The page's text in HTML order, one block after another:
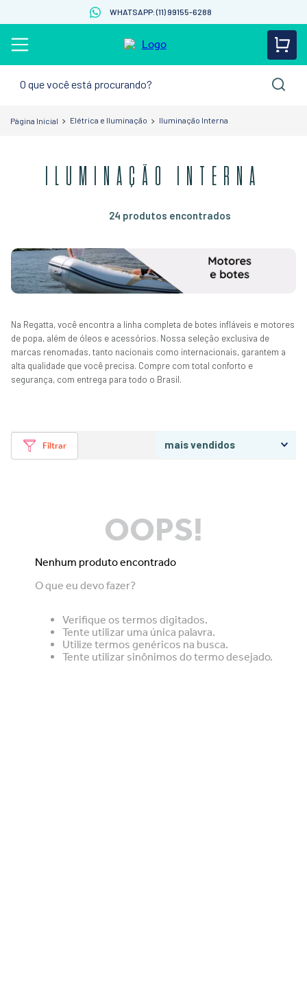
WHATSAPP: (11) 99155-6288
Elétrica e Iluminação Iluminação Interna
ILUMINAÇÃO INTERNA
24 produtos
Na Regatta, você encontra a linha completa de botes infláveis e motores
de popa, além de óleos e acessórios. Nossa seleção exclusiva de
marcas renomadas, tanto nacionais como internacionais, garantem a
alta qualidade que você precisa. Compre com total conforto e
segurança, com entrega para todo o Brasil.
Filtrar mais vendidos
OOPS!
Nenhum produto encontrado
O que eu devo fazer?
Verifique os termos digitados.
Tente utilizar uma única palavra.
Utilize termos genéricos na busca.
Tente utilizar sinônimos do termo desejado.